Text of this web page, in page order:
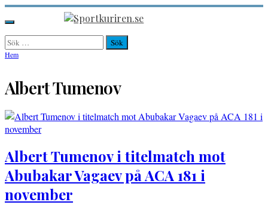
Hoppa
till
innehåll
Sportkuriren.se
Primär
meny
Sök
efter:
Hem
Albert Tumenov
Albert Tumenov i titelmatch mot
Abubakar Vagaev på ACA 181 i
november